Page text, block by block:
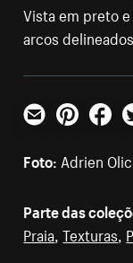
Vista em preto
arcos
E-mailPinterest
Foto: Adrien
Parte das
Praia ,Texturas